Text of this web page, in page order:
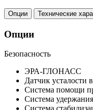
Опции Технические
Опции
Безопасность
ЭРА-ГЛОНАСС
Датчик усталости
Система помощи
Система